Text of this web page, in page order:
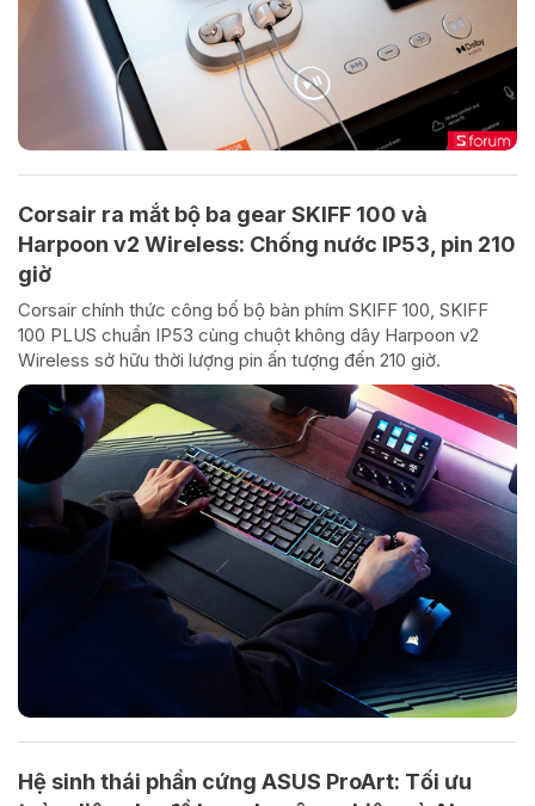
Corsair ra mắt bộ ba gear SKIFF 100 và
Harpoon v2 Wireless: Chống nước IP53, pin 210
giờ
Corsair chính thức công bố bộ bàn phím SKIFF 100, SKIFF
100 PLUS chuẩn IP53 cùng chuột không dây Harpoon v2
Wireless sở hữu thời lượng pin ấn tượng đến 210 giờ.
Hệ sinh thái phần cứng ASUS ProArt: Tối ưu